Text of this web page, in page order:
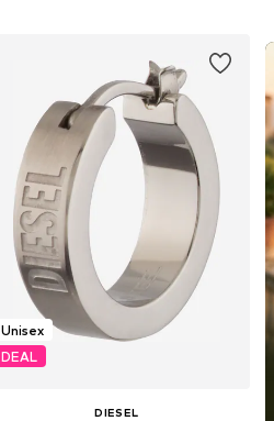
Unisex
DEAL
DIESEL